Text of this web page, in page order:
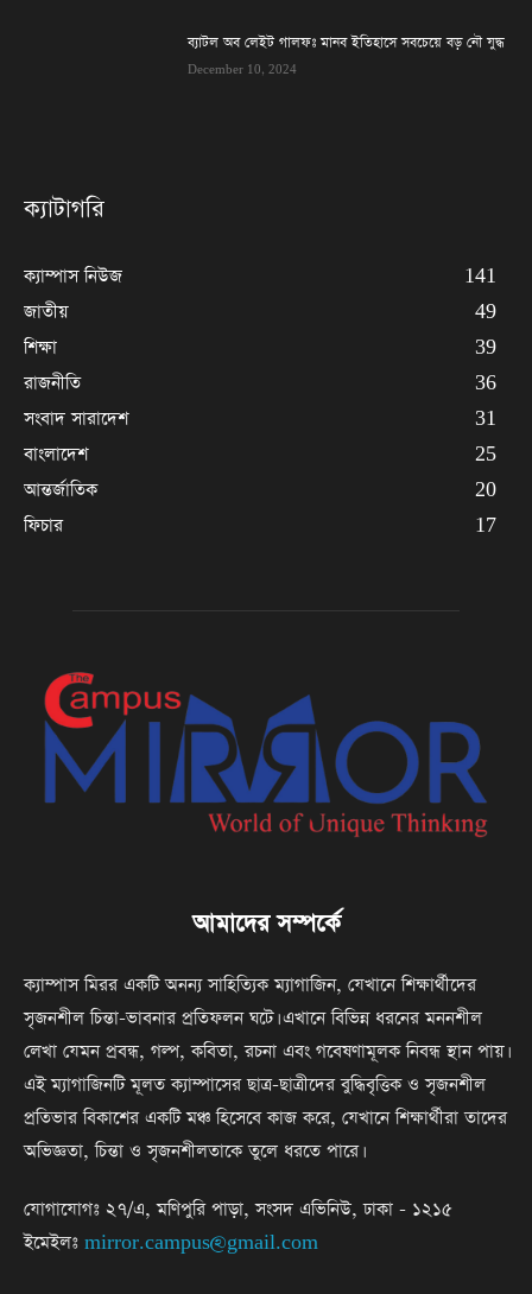
ব্যাটল অব লেইট গালফঃ মানব ইতিহাসে সবচেয়ে বড় নৌ যুদ্ধ
December 10, 2024
ক্যাটাগরি
ক্যাম্পাস নিউজ
141
জাতীয়
49
শিক্ষা
39
রাজনীতি
36
সংবাদ সারাদেশ
31
বাংলাদেশ
25
আন্তর্জাতিক
20
ফিচার
17
আমাদের সম্পর্কে
ক্যাম্পাস মিরর একটি অনন্য সাহিত্যিক ম্যাগাজিন, যেখানে শিক্ষার্থীদের
সৃজনশীল চিন্তা-ভাবনার প্রতিফলন ঘটে। এখানে বিভিন্ন ধরনের মননশীল
লেখা যেমন প্রবন্ধ, গল্প, কবিতা, রচনা এবং গবেষণামূলক নিবন্ধ স্থান পায়।
এই ম্যাগাজিনটি মূলত ক্যাম্পাসের ছাত্র-ছাত্রীদের বুদ্ধিবৃত্তিক ও সৃজনশীল
প্রতিভার বিকাশের একটি মঞ্চ হিসেবে কাজ করে, যেখানে শিক্ষার্থীরা তাদের
অভিজ্ঞতা, চিন্তা ও সৃজনশীলতাকে তুলে ধরতে পারে।
যোগাযোগঃ ২৭/এ, মণিপুরি পাড়া, সংসদ এভিনিউ, ঢাকা - ১২১৫
ইমেইলঃ mirror.campus@gmail.com